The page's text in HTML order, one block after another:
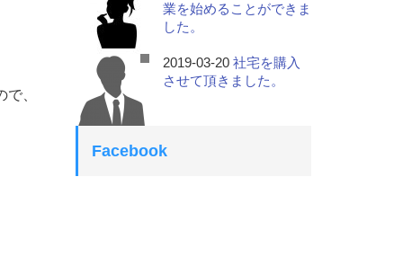
、
業を始めることができま
した。
2019-03-20 社宅を購入
させて頂きました。
Facebook